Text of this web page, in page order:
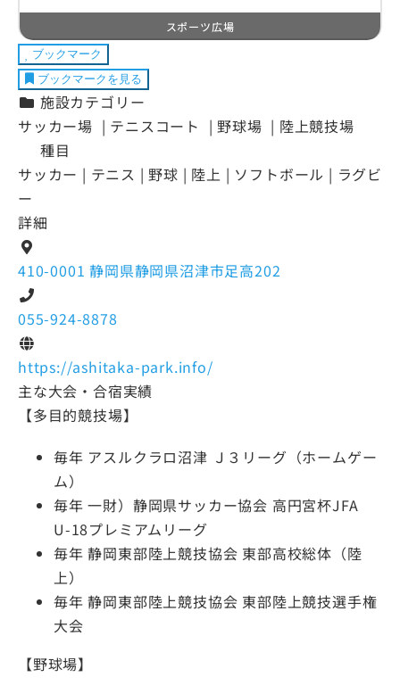
スポーツ広場
ブックマーク
ブックマークを見る
施設カテゴリー
サッカー場 | テニスコート | 野球場 | 陸上競技場
種目
サッカー | テニス | 野球 | 陸上 | ソフトボール | ラグビ
ー
詳細
410-0001 静岡県静岡県沼津市足高202
055-924-8878
https://ashitaka-park.info/
主な大会・合宿実績
【多目的競技場】
毎年 アスルクラロ沼津 Ｊ３リーグ（ホームゲー
ム）
毎年 一財）静岡県サッカー協会 高円宮杯JFA
U-18プレミアムリーグ
毎年 静岡東部陸上競技協会 東部高校総体（陸
上）
毎年 静岡東部陸上競技協会 東部陸上競技選手権
大会
【野球場】